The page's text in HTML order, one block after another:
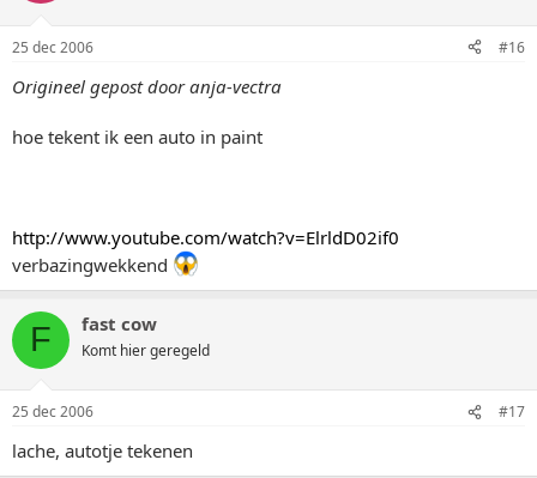
25 dec 2006 #16
Origineel gepost door anja-vectra
hoe tekent ik een auto in paint
http://www.youtube.com/watch?v=ElrldD02if0
verbazingwekkend
F fast cow
Komt hier geregeld
25 dec 2006 #17
lache, autotje tekenen